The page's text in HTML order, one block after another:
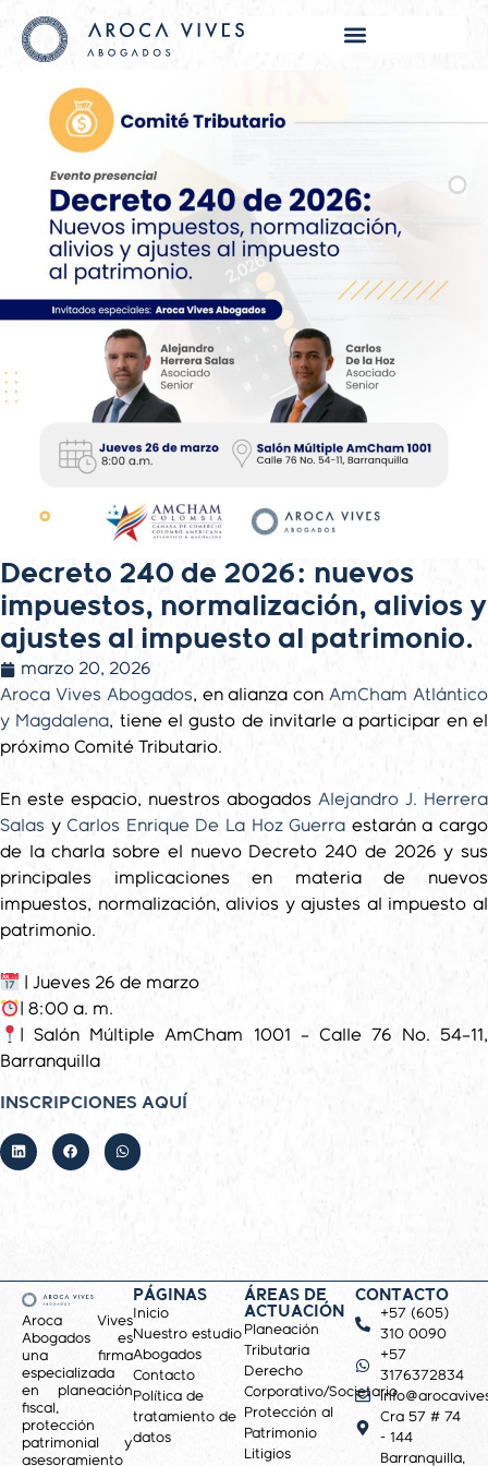
Decreto 240 de 2026: nuevos
impuestos, normalización, alivios y
ajustes al impuesto al patrimonio.
marzo 20, 2026
Aroca Vives Abogados, en alianza conAmCham Atlántico
y Magdalena, tiene el gusto de invitarle a participar en el
próximo Comité Tributario.
En este espacio, nuestros abogados Alejandro J. Herrera
Salas yCarlos Enrique De La Hoz Guerra estarán a cargo
de la charla sobre el nuevo Decreto 240 de 2026 y sus
principales implicaciones en materia de nuevos
impuestos, normalización, alivios y ajustes al impuesto al
patrimonio.
| Jueves 26 de marzo
| 8:00 a. m.
| Salón Múltiple AmCham 1001 – Calle 76 No. 54–11,
Barranquilla
INSCRIPCIONES AQUÍ
Aroca Vives
Abogados es
una firma
especializada
en planeación
fiscal,
protección
patrimonial y
asesoramiento
PÁGINAS
Inicio
Nuestro estudio
Abogados
Contacto
Política de
tratamiento de
datos
ÁREAS DE
ACTUACIÓN
Planeación
Tributaria
Derecho
Corporativo/Societario
Protección al
Patrimonio
Litigios
CONTACTO
+57 (605)
310 0090
+57
3176372834
Cra 57 # 74
- 144
Barranquilla,